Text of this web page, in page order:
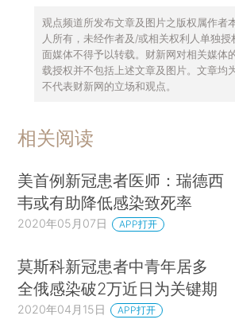
观点频道所发布文章及图片之版权属作者
人所有，未经作者及/或相关权利人单独
面媒体不得予以转载。财新网对相关媒体
载授权并不包括上述文章及图片。文章均
不代表财新网的立场和观点。
相关阅读
美首例新冠患者医师：瑞德西
韦或有助降低感染致死率
2020年05月07日 APP打开
莫斯科新冠患者中青年居多
全俄感染破2万近日为关键期
2020年04月15日 APP打开